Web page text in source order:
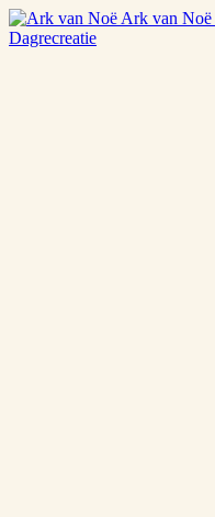
Ark van Noë
Dagrecreatie